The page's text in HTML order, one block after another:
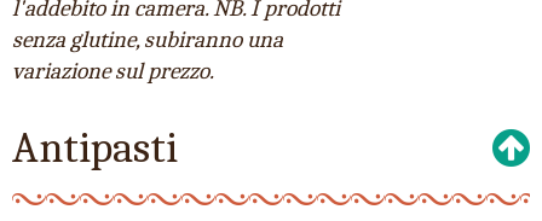
l'addebito in camera. NB. I prodotti
senza glutine, subiranno una
variazione sul prezzo.
Antipasti